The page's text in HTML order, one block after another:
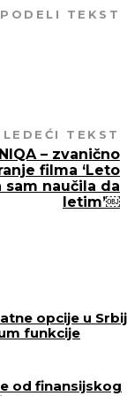
PODELI TEKST
TEKST
– zvanično
filma ‘Leto
sam naučila da
letim’￼
opcije u
funkcije
od finansijskog